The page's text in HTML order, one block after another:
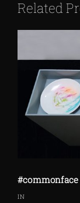
Related
IN